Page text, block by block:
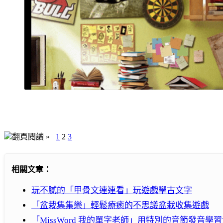
翻頁閱讀 » 1 2 3
相關文章：
玩不膩的「甲骨文連連看」玩遊戲學古文字
「盆栽集集樂」輕鬆療癒的不思議盆栽收集遊戲
「MissWord 我的單字老師」用特別的音節發音學